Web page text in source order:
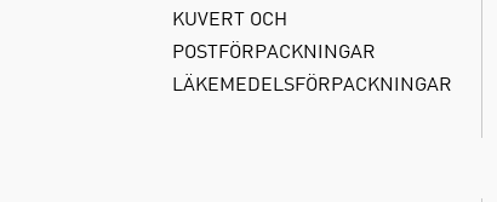
KUVERT OCH
POSTFÖRPACKNINGAR
LÄKEMEDELSFÖRPACKNINGAR